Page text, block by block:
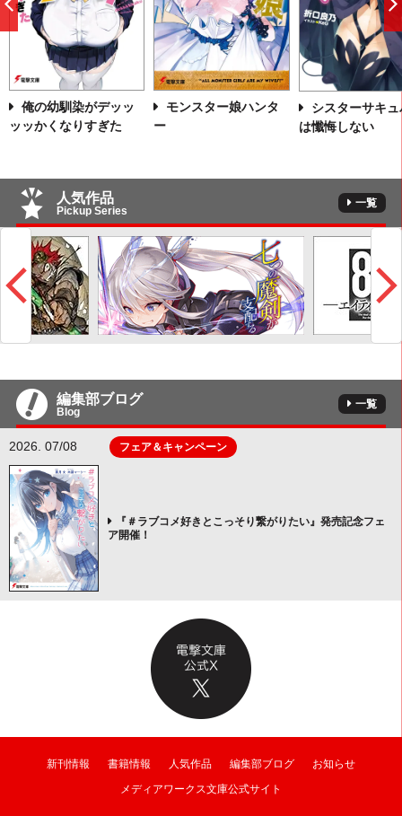
俺の幼馴染がデッッ
ッッかくなりすぎた
モンスター娘ハンタ
ー
シスターサキュ
は懺悔しない
前
人気作品
Pickup Series
一覧
編集部ブログ
Blog
一覧
2026. 07/08 フェア＆キャンペーン
『＃ラブコメ好きとこっそり繋がりたい』発売記念フェ
ア開催！
新刊情報 書籍情報 人気作品 編集部ブログ
お知らせ
メディアワークス文庫公式サイト